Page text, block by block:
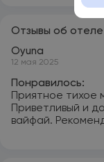
Отзывы об отеле
Oyuna
12 мая 2025
Понравилось:
Приятное
Приветливый и
вайфай.